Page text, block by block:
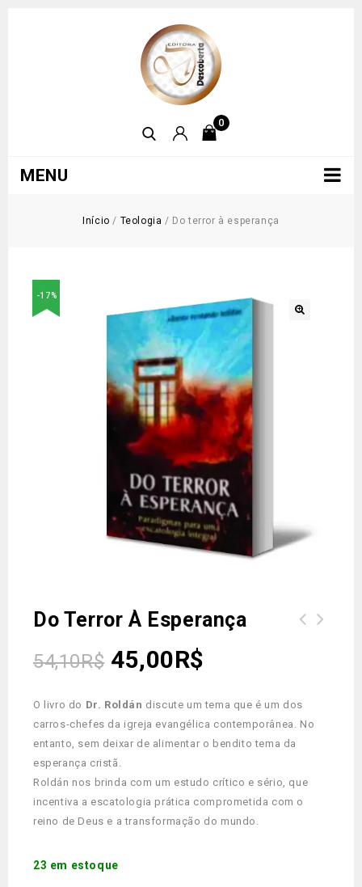
0
MENU
Início / Teologia / Do terror à esperança
-17%
Do Terror À Esperança
54,10R$ 45,00R$
O livro do Dr. Roldán discute um tema que é um dos
carros-chefes da igreja evangélica contemporânea. No
entanto, sem deixar de alimentar o bendito tema da
esperança cristã.
Roldán nos brinda com um estudo crítico e sério, que
incentiva a escatologia prática comprometida com o
reino de Deus e a transformação do mundo.
23 em estoque